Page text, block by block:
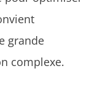
grande
complexe.